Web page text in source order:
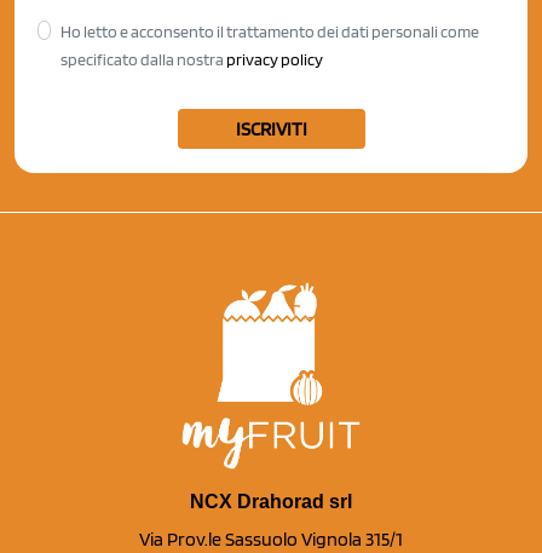
Ho letto e acconsento il trattamento dei dati personali come
specificato dalla nostra privacy policy
ISCRIVITI
NCX Drahorad srl
Via Prov.le Sassuolo Vignola 315/1